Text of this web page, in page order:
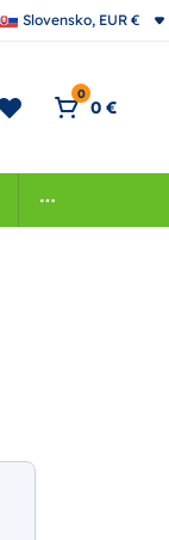
Slovensko, EUR €
0
0 €